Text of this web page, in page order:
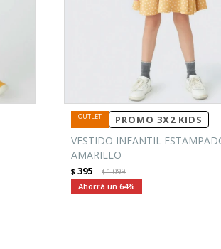
PROMO 3X2 KIDS
VESTIDO INFANTIL
AMARILLO
$ 395 $1.099
64